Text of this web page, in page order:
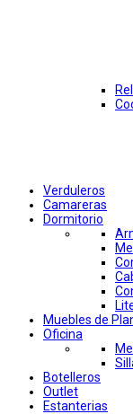
Verduleros
Camareras
Dormitorio
Muebles de
Oficina
Botelleros
Outlet
Estanterias